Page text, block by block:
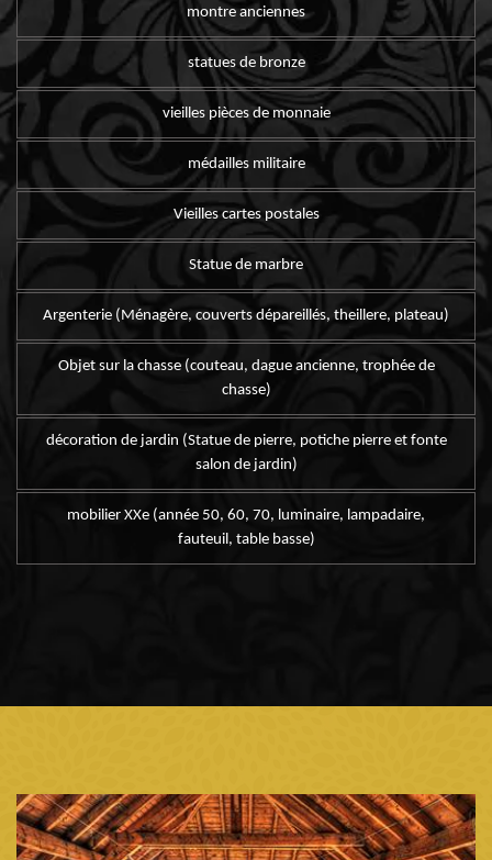
montre anciennes
statues de bronze
vieilles pièces de monnaie
médailles militaire
Vieilles cartes postales
Statue de marbre
Argenterie (Ménagère, couverts dépareillés, theillere, plateau)
Objet sur la chasse (couteau, dague ancienne, trophée de
chasse)
décoration de jardin (Statue de pierre, potiche pierre et fonte
salon de jardin)
mobilier XXe (année 50, 60, 70, luminaire, lampadaire,
fauteuil, table basse)